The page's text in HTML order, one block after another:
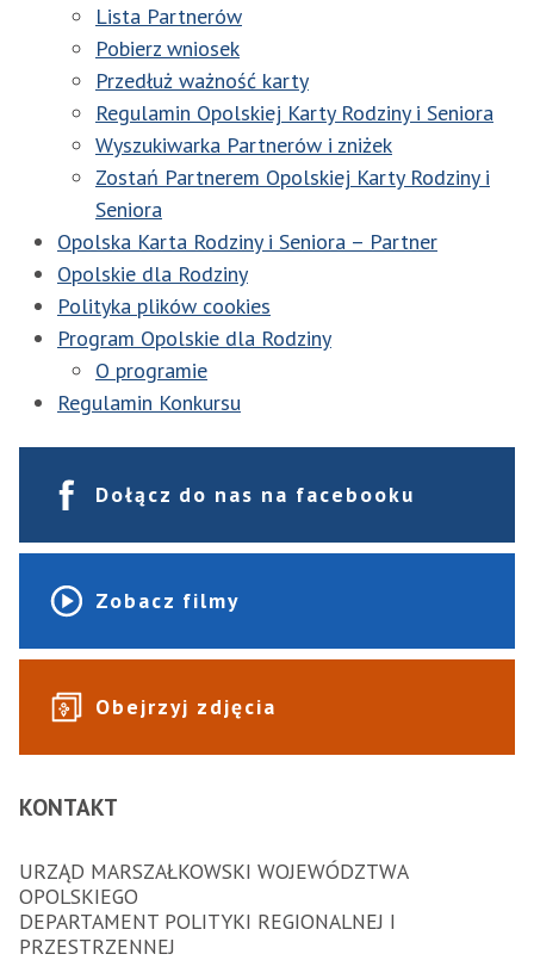
Lista Partnerów
Pobierz wniosek
Przedłuż ważność karty
Regulamin Opolskiej Karty Rodziny i Seniora
Wyszukiwarka Partnerów i zniżek
Zostań Partnerem Opolskiej Karty Rodziny i
Seniora
Opolska Karta Rodziny i Seniora – Partner
Opolskie dla Rodziny
Polityka plików cookies
Program Opolskie dla Rodziny
O programie
Regulamin Konkursu
Dołącz do nas na facebooku
Zobacz filmy
Obejrzyj zdjęcia
KONTAKT
URZĄD MARSZAŁKOWSKI WOJEWÓDZTWA
OPOLSKIEGO
DEPARTAMENT POLITYKI REGIONALNEJ I
PRZESTRZENNEJ